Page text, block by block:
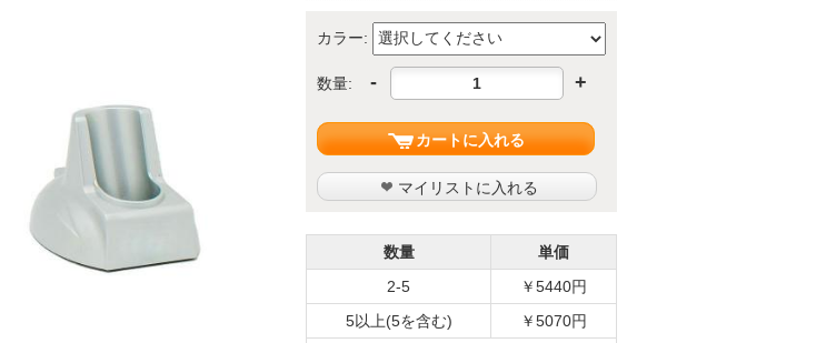
カラー:
数量: - +
カートに入れる
マイリストに入れる
数量
単価
2-5
￥5440円
5以上(5を含む)
￥5070円